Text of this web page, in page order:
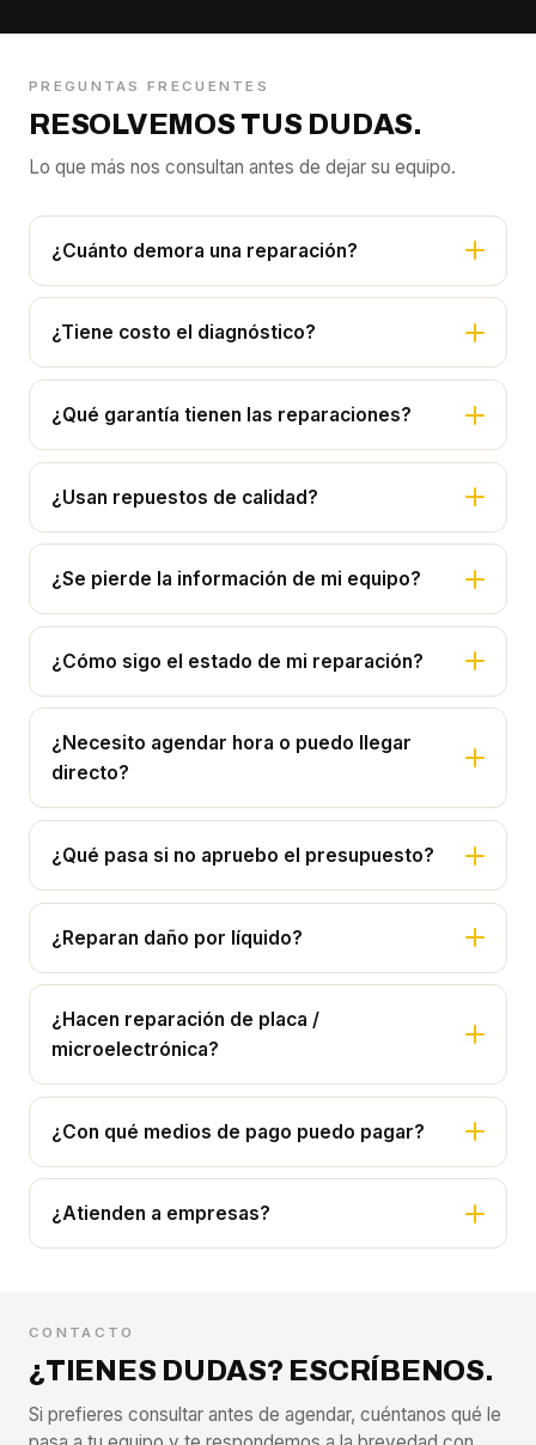
PREGUNTAS FRECUENTES
RESOLVEMOS TUS DUDAS.
Lo que más nos consultan antes de dejar su equipo.
¿Cuánto demora una reparación?
¿Tiene costo el diagnóstico?
¿Qué garantía tienen las reparaciones?
¿Usan repuestos de calidad?
¿Se pierde la información de mi equipo?
¿Cómo sigo el estado de mi reparación?
¿Necesito agendar hora o puedo llegar
directo?
¿Qué pasa si no apruebo el presupuesto?
¿Reparan daño por líquido?
¿Hacen reparación de placa /
microelectrónica?
¿Con qué medios de pago puedo pagar?
¿Atienden a empresas?
CONTACTO
¿TIENES DUDAS? ESCRÍBENOS.
Si prefieres consultar antes de agendar, cuéntanos qué le